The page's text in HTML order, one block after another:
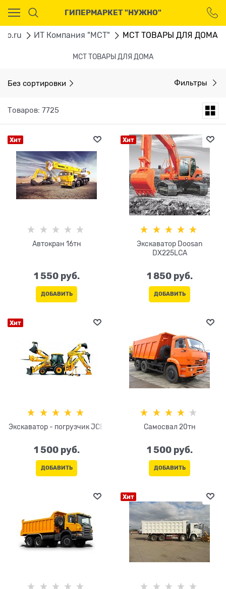
ГИПЕРМАРКЕТ "НУЖНО"
ИТ Компания "МСТ" МСТ ТОВАРЫ ДЛЯ ДОМА
МСТ ТОВАРЫ ДЛЯ ДОМА
Без сортировки Фильтры
Товаров: 7725
Хит
Автокран 16тн
1 550 руб.
ДОБАВИТЬ
Хит
Экскаватор Doosan
DX225LCA
1 850 руб.
ДОБАВИТЬ
Хит
Экскаватор - погрузчик JCB
1 500 руб.
ДОБАВИТЬ
Самосвал 20тн
1 500 руб.
ДОБАВИТЬ
Хит
Ваш город - Москва,
угадали?
ДА НЕТ